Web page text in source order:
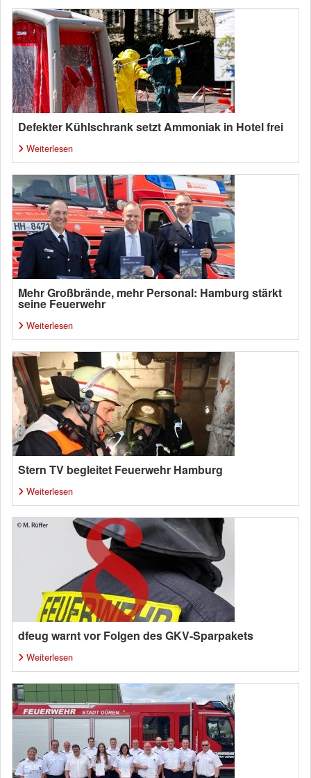
Defekter Kühlschrank setzt Ammoniak in Hotel frei
Weiterlesen
Mehr Großbrände, mehr Personal: Hamburg stärkt
seine Feuerwehr
Weiterlesen
Stern TV begleitet Feuerwehr Hamburg
Weiterlesen
dfeug warnt vor Folgen des GKV-Sparpakets
Weiterlesen